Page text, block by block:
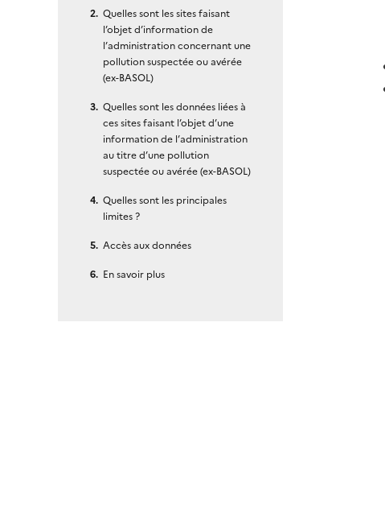
Quelles sont les sites faisant
l’objet d’information de
l’administration concernant une
pollution suspectée ou avérée
(ex-BASOL)
Quelles sont les données liées à
ces sites faisant l’objet d’une
information de l’administration
au titre d’une pollution
suspectée ou avérée (ex-BASOL)
Quelles sont les principales
limites ?
Accès aux données
En savoir plus